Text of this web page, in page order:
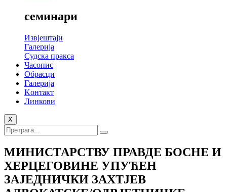
семинари
Извјештаји
Галерија
Судска пракса
Часопис
Обрасци
Галерија
Kонтакт
Линкови
X
МИНИСТАРСТВУ ПРАВДЕ БОСНЕ И
ХЕРЦЕГОВИНЕ УПУЋЕН
ЗАЈЕДНИЧКИ ЗАХТЈЕВ